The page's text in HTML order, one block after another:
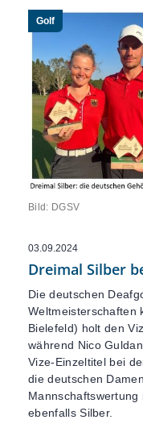
Bild: DGSV
Golf
03.09.2024
Dreimal Silber
Die deutschen
Weltmeisterschaften
Bielefeld) holt den
während Nico
Vize-Einzeltitel bei
die deutschen
ebenfalls Silber.